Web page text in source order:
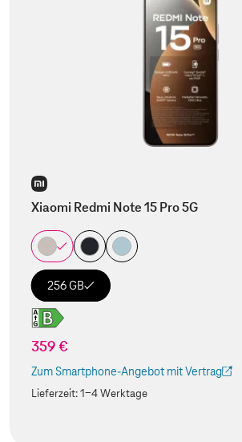
Xiaomi Redmi Note 15 Pro 5G
256 GB
359 €
Zum Smartphone-Angebot mit Vertrag
(Der Link wird in einem neuen Tab geöffnet)
Lieferzeit:1-4 Werktage